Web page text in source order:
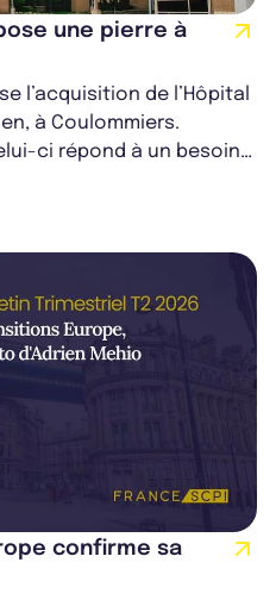
une pierre à
l’acquisition de l’Hôpital
à Coulommiers.
ci répond à un besoin
confirme sa